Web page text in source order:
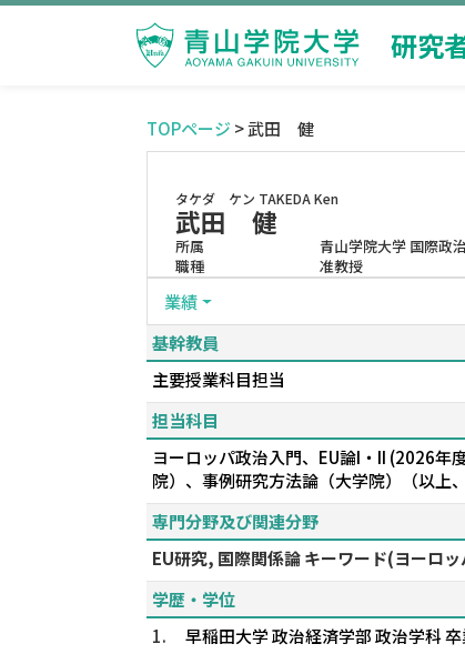
研究
TOPページ > 武田 健
タケダ ケン TAKEDA Ken
武田 健
所属
青山学院大学 国際政
職種
准教授
業績
基幹教員
主要授業科目担当
担当科目
ヨーロッパ政治入門、EU論I・II (2026
院）、事例研究方法論（大学院）（以上
専門分野及び関連分野
EU研究, 国際関係論 キーワード(ヨーロ
学歴・学位
1.
早稲田大学 政治経済学部 政治学科